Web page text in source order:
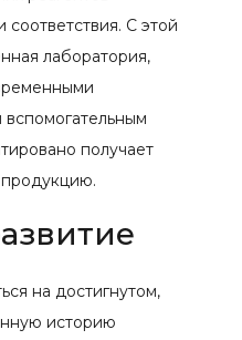
С этой
лаборатория,
получает
продукцию.
на достигнутом,
историю